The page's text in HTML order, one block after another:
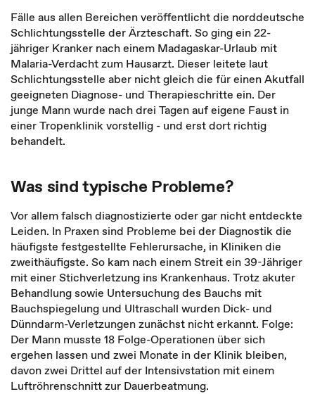
Fälle aus allen Bereichen veröffentlicht die norddeutsche
Schlichtungsstelle der Ärzteschaft. So ging ein 22-
jähriger Kranker nach einem Madagaskar-Urlaub mit
Malaria-Verdacht zum Hausarzt. Dieser leitete laut
Schlichtungsstelle aber nicht gleich die für einen Akutfall
geeigneten Diagnose- und Therapieschritte ein. Der
junge Mann wurde nach drei Tagen auf eigene Faust in
einer Tropenklinik vorstellig - und erst dort richtig
behandelt.
Was sind typische Probleme?
Vor allem falsch diagnostizierte oder gar nicht entdeckte
Leiden. In Praxen sind Probleme bei der Diagnostik die
häufigste festgestellte Fehlerursache, in Kliniken die
zweithäufigste. So kam nach einem Streit ein 39-Jähriger
mit einer Stichverletzung ins Krankenhaus. Trotz akuter
Behandlung sowie Untersuchung des Bauchs mit
Bauchspiegelung und Ultraschall wurden Dick- und
Dünndarm-Verletzungen zunächst nicht erkannt. Folge:
Der Mann musste 18 Folge-Operationen über sich
ergehen lassen und zwei Monate in der Klinik bleiben,
davon zwei Drittel auf der Intensivstation mit einem
Luftröhrenschnitt zur Dauerbeatmung.